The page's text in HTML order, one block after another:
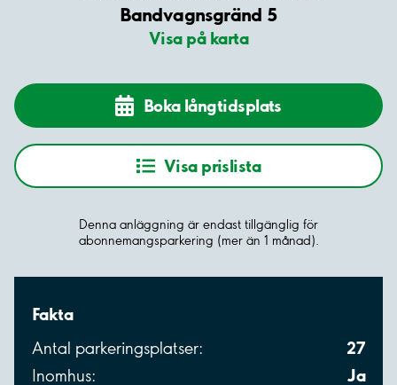
Bandvagnsgränd 5
Visa på karta
Boka långtidsplats
Visa prislista
Denna anläggning är endast tillgänglig för
abonnemangsparkering (mer än 1 månad).
Fakta
Antal parkeringsplatser: 27
Inomhus: Ja